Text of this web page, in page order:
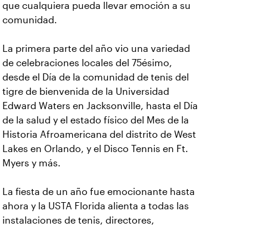
que cualquiera pueda llevar emoción a su
comunidad.
La primera parte del año vio una variedad
de celebraciones locales del 75ésimo,
desde el Día de la comunidad de tenis del
tigre de bienvenida de la Universidad
Edward Waters en Jacksonville, hasta el Día
de la salud y el estado físico del Mes de la
Historia Afroamericana del distrito de West
Lakes en Orlando, y el Disco Tennis en Ft.
Myers y más.
La fiesta de un año fue emocionante hasta
ahora y la USTA Florida alienta a todas las
instalaciones de tenis, directores,